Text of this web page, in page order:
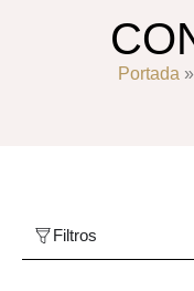
Portada »
Filtros